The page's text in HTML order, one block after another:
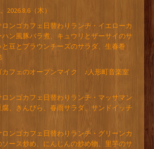
2026.8.6（木）
ンゴカフェ日替わりランチ・イエローカ
ハン風豚バラ煮、キュウリとザーサイのサ
豆とブラウンチーズのサラダ、生春巻
フェのオープンマイク ♪人形町音楽室
ロンゴカフェ日替わりランチ・マッサマン
腐、きんぴら、春雨サラダ、サンドイッチ
ンゴカフェ日替わりランチ・グリーンカ
ソース炒め、にんじんの炒め物、里芋のサ